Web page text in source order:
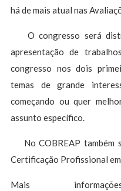
há de mais atual nas
O congresso será
apresentação de
congresso nos dois
temas de grande
começando ou quer
assunto específico.
No COBREAP também
Certificação Profissional
Mais